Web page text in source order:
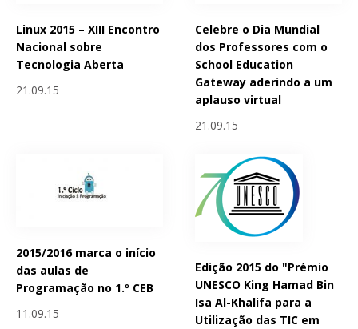
Linux 2015 – XIII Encontro
Nacional sobre
Tecnologia Aberta
21.09.15
Celebre o Dia Mundial
dos Professores com o
School Education
Gateway aderindo a um
aplauso virtual
21.09.15
2015/2016 marca o início
das aulas de
Programação no 1.º CEB
11.09.15
Edição 2015 do "Prémio
UNESCO King Hamad Bin
Isa Al-Khalifa para a
Utilização das TIC em